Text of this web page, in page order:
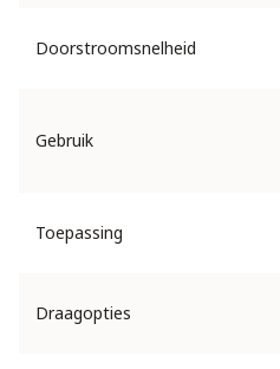
Doorstroomsnelheid
Gebruik
Toepassing
Draagopties